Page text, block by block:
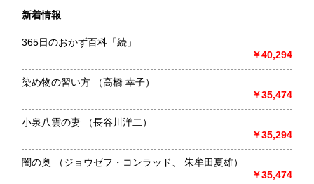
沿線名：-
最寄駅：-
営業時間：-
定休日：-
書籍の買取について
取り扱い分野
総記、哲学宗教、歴史、社会科学、自然科学、美術工芸、国
語国文、外国文学、古典籍、近代文献、趣味、外国書、サブ
カルチャー、古書一般（その他）
新着情報
365日のおかず百科「続」
￥40,294
染め物の習い方 （高橋 幸子）
￥35,474
小泉八雲の妻 （長谷川洋二）
￥35,294
闇の奥 （ジョウゼフ・コンラッド、 朱牟田夏雄）
￥35,474